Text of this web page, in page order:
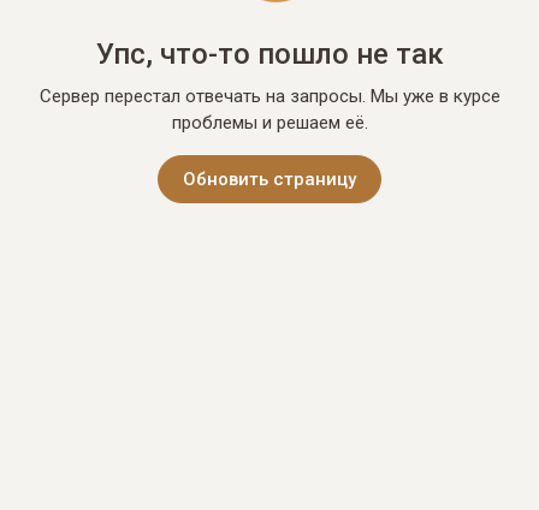
Упс, что-то пошло не так
Сервер перестал отвечать на запросы. Мы уже в курсе
проблемы и решаем её.
Обновить страницу